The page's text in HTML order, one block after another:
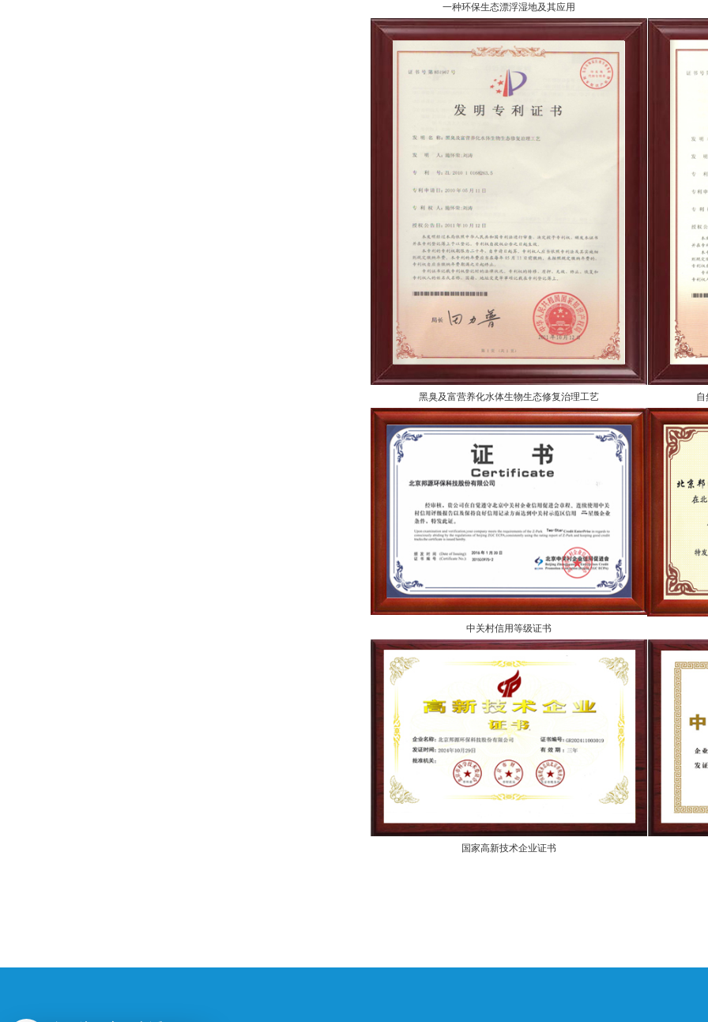
一种环保生态漂浮湿地及其应用
黑臭及富营养化水体生物生态修复治理工艺
中关村信用等级证书
国家高新技术企业证书